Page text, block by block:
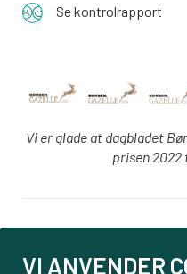
Se kontrolrapport
Vi er glade at dagbladet
prisen
VI ANVENDER